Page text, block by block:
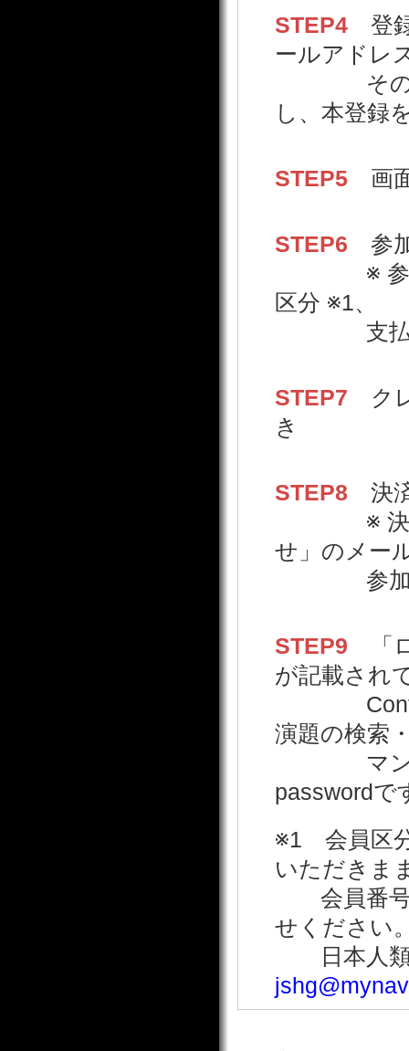
STEP4 登
ールアドレ
そのメー
し、本登録
STEP5 画
STEP6 参
※ 参加登
区分 ※1、
支払い方
STEP7 ク
き
STEP8 決
※ 決済が
せ」のメー
参加登
STEP9 「
が記載され
Confit
演題の検索
マンド配
passwordで
※1 会員区
いただきま
会員番号
せください
日本人類